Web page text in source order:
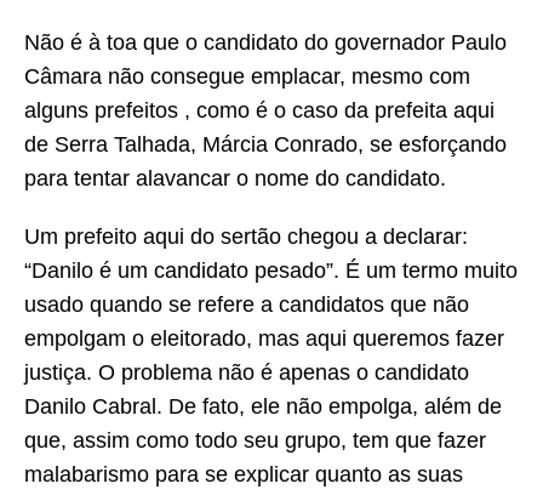
Não é à toa que o candidato do governador Paulo
Câmara não consegue emplacar, mesmo com
alguns prefeitos , como é o caso da prefeita aqui
de Serra Talhada, Márcia Conrado, se esforçando
para tentar alavancar o nome do candidato.
Um prefeito aqui do sertão chegou a declarar:
“Danilo é um candidato pesado”. É um termo muito
usado quando se refere a candidatos que não
empolgam o eleitorado, mas aqui queremos fazer
justiça. O problema não é apenas o candidato
Danilo Cabral. De fato, ele não empolga, além de
que, assim como todo seu grupo, tem que fazer
malabarismo para se explicar quanto as suas